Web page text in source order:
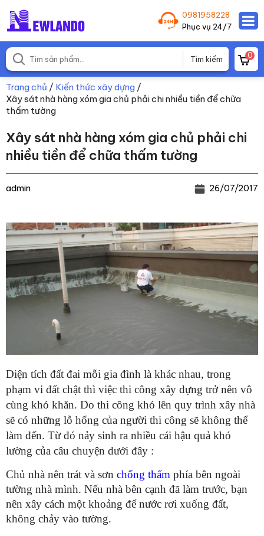
0981958228
Phục vụ 24/7
0
Trang chủ / Kiến thức xây dựng /
Xây sát nhà hàng xóm gia chủ phải chi nhiều tiền để chữa
thấm tường
Xây sát nhà hàng xóm gia chủ phải chi
nhiều tiền để chữa thấm tường
admin 26/07/2017
Diện tích đất đai mỗi gia đình là khác nhau, trong
phạm vi đất chật thì việc thi công xây dựng trở nên vô
cùng khó khăn. Do thi công khó lên quy trình xây nhà
sẽ có những lỗ hổng của người thi công sẽ không thể
làm đến. Từ đó nảy sinh ra nhiều cái hậu quả khó
lường của câu chuyện dưới đây :
Chủ nhà nên trát và sơn chống thấm phía bên ngoài
tường nhà mình. Nếu nhà bên cạnh đã làm trước, bạn
nên xây cách một khoảng để nước rơi xuống đất,
không chảy vào tường.